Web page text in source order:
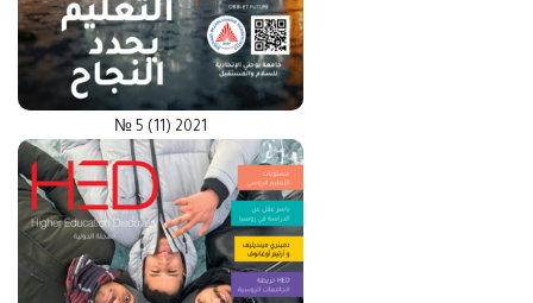
№ 5 (11) 2021